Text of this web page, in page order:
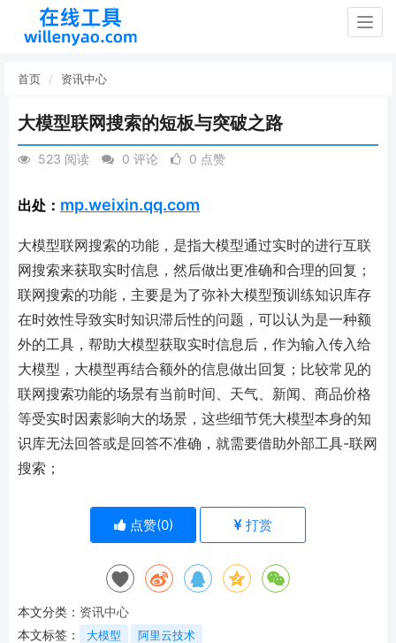
首页 资讯中心
大模型联网搜索的短板与突破之路
523 阅读 0 评论 0 点赞
出处： mp.weixin.qq.com
大模型联网搜索的功能，是指大模型通过实时的进行互联
网搜索来获取实时信息，然后做出更准确和合理的回复；
联网搜索的功能，主要是为了弥补大模型预训练知识库存
在时效性导致实时知识滞后性的问题，可以认为是一种额
外的工具，帮助大模型获取实时信息后，作为输入传入给
大模型，大模型再结合额外的信息做出回复；比较常见的
联网搜索功能的场景有当前时间、天气、新闻、商品价格
等受实时因素影响大的场景，这些细节凭大模型本身的知
识库无法回答或是回答不准确，就需要借助外部工具-联网
搜索；
点赞(0) 打赏
本文分类： 资讯中心
本文标签：
大模型 阿里云技术